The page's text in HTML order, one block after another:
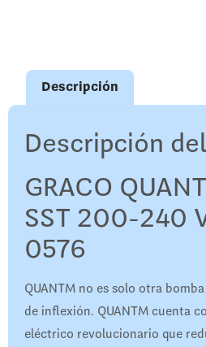
Descripción
Descripción
GRACO
SST 200-240
0576
QUANTM no es solo otra
de inflexión. QUANTM cuenta
eléctrico revolucionario que